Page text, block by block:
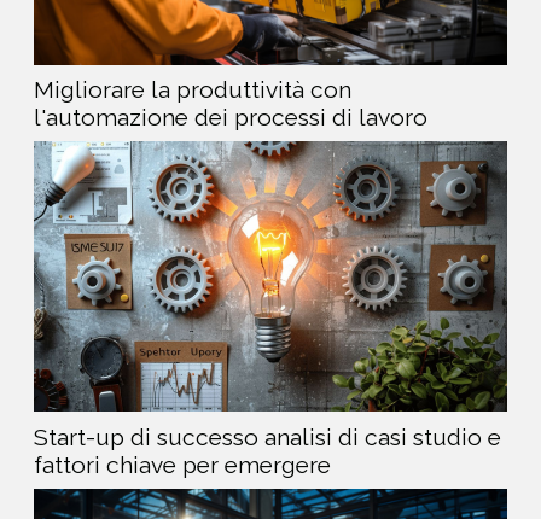
Migliorare la produttività con
l'automazione dei processi di lavoro
Start-up di successo analisi di casi studio e
fattori chiave per emergere